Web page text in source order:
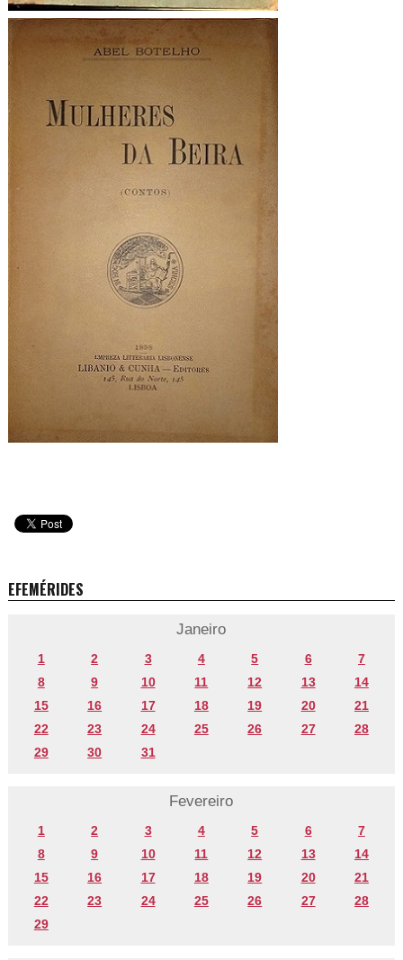
EFEMÉRIDES
Janeiro
1 2 3 4 5 6
7
8
9 10 11 12 13
14
15
16 17 18 19 20
21
22
23 24 25 26 27
28
29
30 31
Fevereiro
1 2 3 4 5 6
7
8
9 10 11 12 13
14
15
16 17 18 19 20
21
22
23 24 25 26 27
28
29